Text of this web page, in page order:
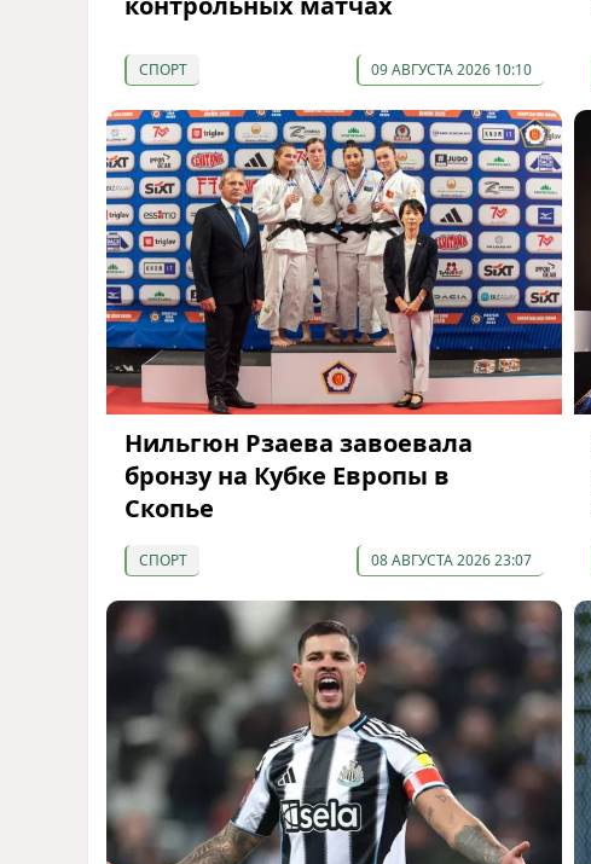
СПОРТ 09 АВГУСТА 2026 10:10
Нильгюн Рзаева завоевала
бронзу на Кубке Европы в
Скопье
СПОРТ 08 АВГУСТА 2026 23:07